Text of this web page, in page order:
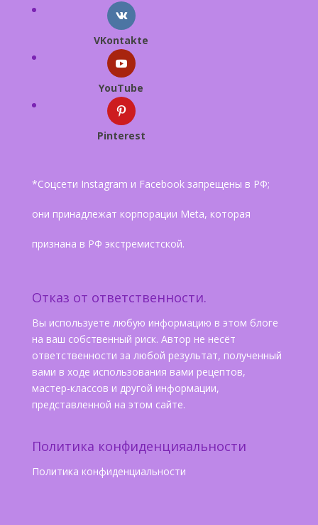
VKontakte
YouTube
Pinterest
*Соцсети Instagram и Facebook запрещены в РФ;
они принадлежат корпорации Meta, которая
признана в РФ экстремистской.
Отказ от ответственности.
Вы используете любую информацию в этом блоге
на ваш собственный риск. Автор не несёт
ответственности за любой результат, полученный
вами в ходе использования вами рецептов,
мастер-классов и другой информации,
представленной на этом сайте.
Политика конфиденцияальности
Политика конфиденциальности